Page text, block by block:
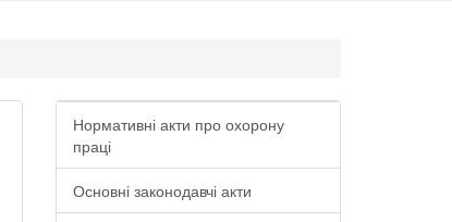
Нормативні акти про охорону
праці
Основні законодавчі акти